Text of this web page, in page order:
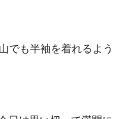
でも半袖を着れるよう